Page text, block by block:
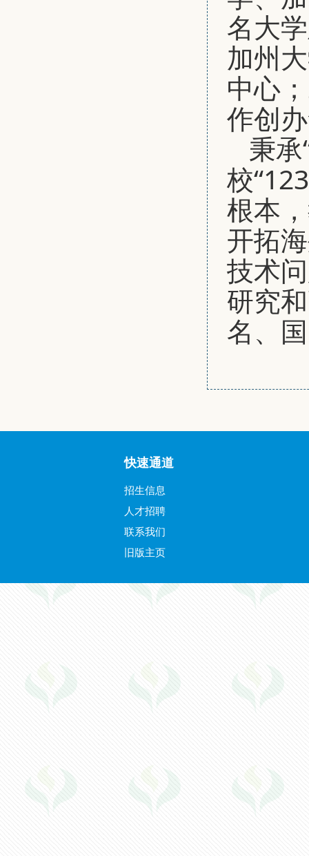
名大
加州
中心
作创
秉
校
根本
开拓
技术
研究
名、
快速通道
招生信息
人才招聘
联系我们
旧版主页